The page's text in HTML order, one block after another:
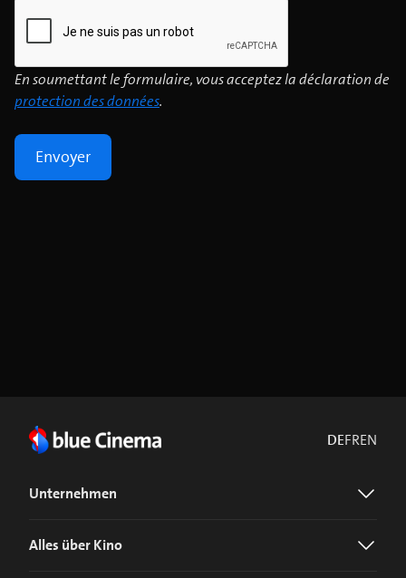
En soumettant le formulaire, vous acceptez la déclaration de
protection des données.
DEFREN
Unternehmen
Alles über Kino